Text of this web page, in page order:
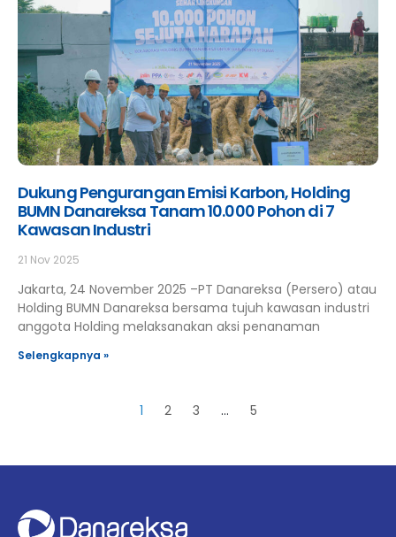
Dukung Pengurangan Emisi Karbon, Holding
BUMN Danareksa Tanam 10.000 Pohon di 7
Kawasan Industri
21 Nov 2025
Jakarta, 24 November 2025 –PT Danareksa (Persero) atau
Holding BUMN Danareksa bersama tujuh kawasan industri
anggota Holding melaksanakan aksi penanaman
Selengkapnya »
1 2 3 … 5